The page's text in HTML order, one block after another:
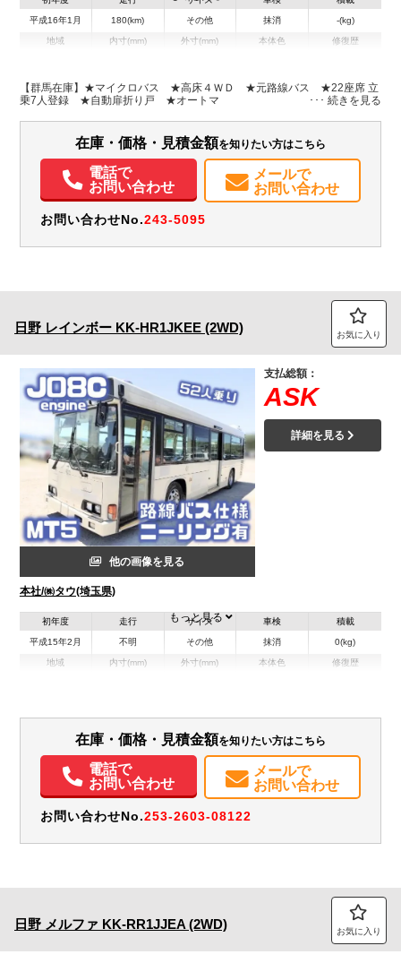
平成16年1月 180(km) その他 抹消 -(kg)
地域 内寸(mm) 外寸(mm)
H:2,790
本体色 修復歴
パワステ
【群馬在庫】★マイクロバス ★高床４ＷＤ ★元路線バス ★22座席 立
乗7人登録 ★自動扉折り戸 ★オートマ
在庫・価格・見積金額を知りたい方はこちら
電話で
お問い合わせ
メールで
お問い合わせ
お問い合わせNo.243-5095
日野 レインボー KK-HR1JKEE (2WD) お気に入り
他の画像を見る
本社/㈱タウ(埼玉県)
支払総額：
ASK
詳細を見る
初年度
平成15年2月
走行
不明
サイズ
その他
車検
抹消
積載
0(kg)
地域 内寸(mm) 外寸(mm) 本体色 修復歴
もっと見る
在庫・価格・見積金額を知りたい方はこちら
電話で
お問い合わせ
メールで
お問い合わせ
お問い合わせNo.253-2603-08122
日野 メルファ KK-RR1JJEA (2WD) お気に入り